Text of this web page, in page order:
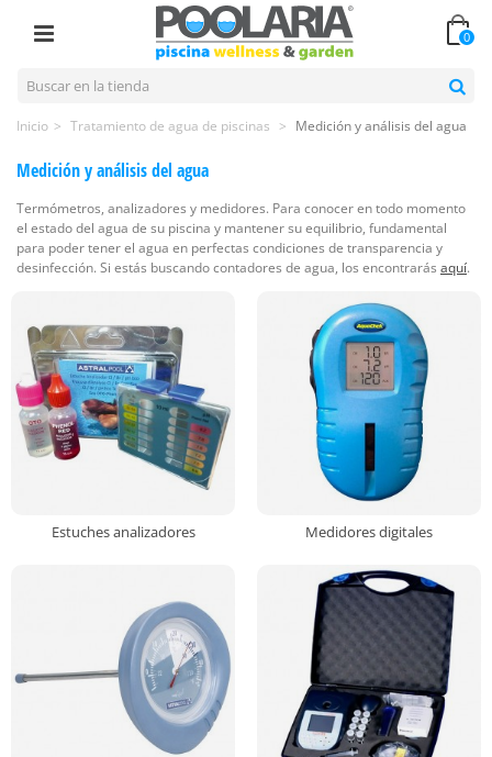
0
Inicio > Tratamiento de agua de piscinas > Medición y análisis del agua
Medición y análisis del agua
Termómetros, analizadores y medidores. Para conocer en todo momento
el estado del agua de su piscina y mantener su equilibrio, fundamental
para poder tener el agua en perfectas condiciones de transparencia y
desinfección. Si estás buscando contadores de agua, los encontrarás aquí.
Estuches analizadores Medidores digitales